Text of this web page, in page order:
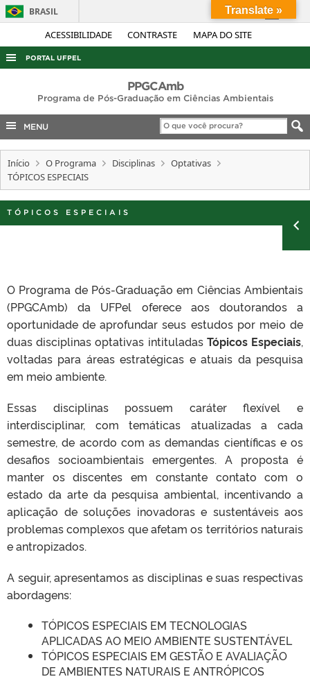
ACESSIBILIDADE CONTRASTE MAPA DO SITE
BRASIL
Simplifique!
Acesso à informação
Legislação
Canais
PORTAL UFPEL
AUDITORIA
COBALTO
CONCURSOS
EDITAIS
INTERNACIONAL
PPGCAmb
Programa de Pós-Graduação em Ciências Ambientais
MENU
Início O Programa Disciplinas
Optativas
TÓPICOS ESPECIAIS
TÓPICOS ESPECIAIS
O Programa de Pós-Graduação em Ciências Ambientais
(PPGCAmb) da UFPel oferece aos doutorandos a
oportunidade de aprofundar seus estudos por meio de
duas disciplinas optativas intituladas Tópicos Especiais,
voltadas para áreas estratégicas e atuais da pesquisa
em meio ambiente.
Essas disciplinas possuem caráter flexível e
interdisciplinar, com temáticas atualizadas a cada
semestre, de acordo com as demandas científicas e os
desafios socioambientais emergentes. A proposta é
manter os discentes em constante contato com o
estado da arte da pesquisa ambiental, incentivando a
aplicação de soluções inovadoras e sustentáveis aos
problemas complexos que afetam os territórios naturais
e antropizados.
A seguir, apresentamos as disciplinas e suas respectivas
abordagens:
TÓPICOS ESPECIAIS EM TECNOLOGIAS
APLICADAS AO MEIO AMBIENTE SUSTENTÁVEL
TÓPICOS ESPECIAIS EM GESTÃO E AVALIAÇÃO
DE AMBIENTES NATURAIS E ANTRÓPICOS
Translate »